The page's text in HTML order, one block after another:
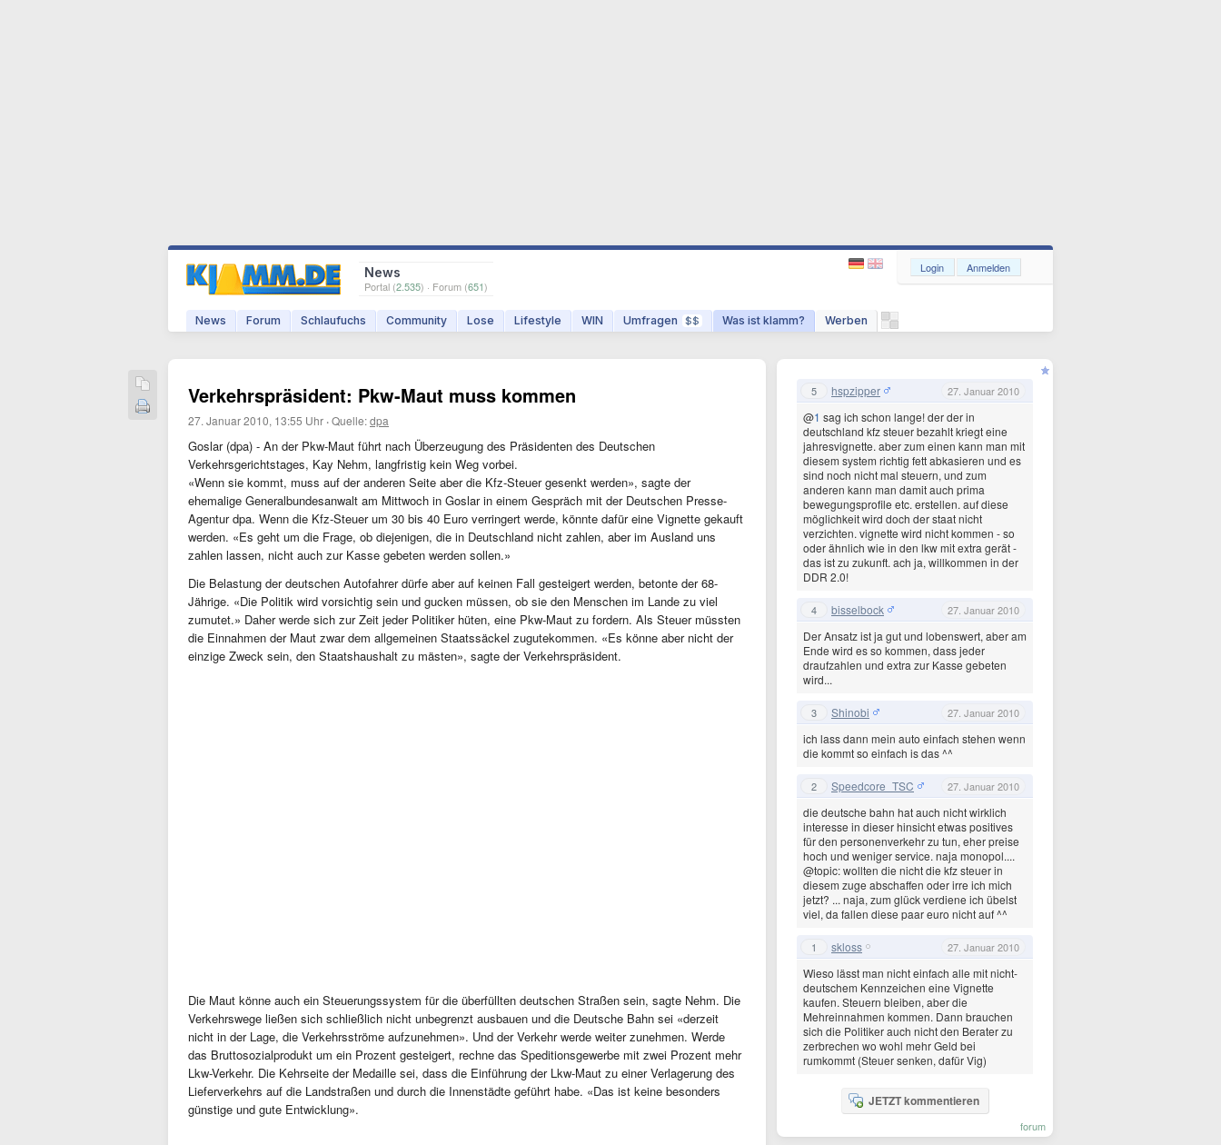
News
Portal (2.535) · Forum (651)
News Forum Schlaufuchs Community Lose Lifestyle WIN Umfragen $$ Was ist klamm? Werben
Login Anmelden
Verkehrspräsident: Pkw-Maut muss kommen
27. Januar 2010, 13:55 Uhr ·Quelle:dpa
Goslar (dpa) - An der Pkw-Maut führt nach Überzeugung des Präsidenten des Deutschen
Verkehrsgerichtstages, Kay Nehm, langfristig kein Weg vorbei.
«Wenn sie kommt, muss auf der anderen Seite aber die Kfz-Steuer gesenkt werden», sagte der
ehemalige Generalbundesanwalt am Mittwoch in Goslar in einem Gespräch mit der Deutschen Presse-
Agentur dpa. Wenn die Kfz-Steuer um 30 bis 40 Euro verringert werde, könnte dafür eine Vignette gekauft
werden. «Es geht um die Frage, ob diejenigen, die in Deutschland nicht zahlen, aber im Ausland uns
zahlen lassen, nicht auch zur Kasse gebeten werden sollen.»
Die Belastung der deutschen Autofahrer dürfe aber auf keinen Fall gesteigert werden, betonte der 68-
Jährige. «Die Politik wird vorsichtig sein und gucken müssen, ob sie den Menschen im Lande zu viel
zumutet.» Daher werde sich zur Zeit jeder Politiker hüten, eine Pkw-Maut zu fordern. Als Steuer müssten
die Einnahmen der Maut zwar dem allgemeinen Staatssäckel zugutekommen. «Es könne aber nicht der
einzige Zweck sein, den Staatshaushalt zu mästen», sagte der Verkehrspräsident.
Die Maut könne auch ein Steuerungssystem für die überfüllten deutschen Straßen sein, sagte Nehm. Die
Verkehrswege ließen sich schließlich nicht unbegrenzt ausbauen und die Deutsche Bahn sei «derzeit
nicht in der Lage, die Verkehrsströme aufzunehmen». Und der Verkehr werde weiter zunehmen. Werde
das Bruttosozialprodukt um ein Prozent gesteigert, rechne das Speditionsgewerbe mit zwei Prozent mehr
Lkw-Verkehr. Die Kehrseite der Medaille sei, dass die Einführung der Lkw-Maut zu einer Verlagerung des
Lieferverkehrs auf die Landstraßen und durch die Innenstädte geführt habe. «Das ist keine besonders
günstige und gute Entwicklung».
5 hspzipper 27. Januar 2010
@1 sag ich schon lange! der der in
deutschland kfz steuer bezahlt kriegt eine
jahresvignette. aber zum einen kann man mit
diesem system richtig fett abkasieren und es
sind noch nicht mal steuern, und zum
anderen kann man damit auch prima
bewegungsprofile etc. erstellen. auf diese
möglichkeit wird doch der staat nicht
verzichten. vignette wird nicht kommen - so
oder ähnlich wie in den lkw mit extra gerät -
das ist zu zukunft. ach ja, willkommen in der
DDR 2.0!
4 bisselbock 27. Januar 2010
Der Ansatz ist ja gut und lobenswert, aber am
Ende wird es so kommen, dass jeder
draufzahlen und extra zur Kasse gebeten
wird...
3 Shinobi 27. Januar 2010
ich lass dann mein auto einfach stehen wenn
die kommt so einfach is das ^^
2 Speedcore_TSC 27. Januar 2010
die deutsche bahn hat auch nicht wirklich
interesse in dieser hinsicht etwas positives
für den personenverkehr zu tun, eher preise
hoch und weniger service. naja monopol....
@topic: wollten die nicht die kfz steuer in
diesem zuge abschaffen oder irre ich mich
jetzt? ... naja, zum glück verdiene ich übelst
viel, da fallen diese paar euro nicht auf ^^
1 skloss 27. Januar 2010
Wieso lässt man nicht einfach alle mit nicht-
deutschem Kennzeichen eine Vignette
kaufen. Steuern bleiben, aber die
Mehreinnahmen kommen. Dann brauchen
sich die Politiker auch nicht den Berater zu
zerbrechen wo wohl mehr Geld bei
rumkommt (Steuer senken, dafür Vig)
JETZT kommentieren
forum